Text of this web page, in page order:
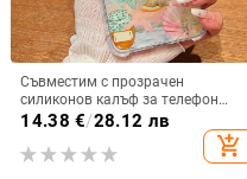
Съвместим с прозрачен
силиконов калъф за телефон
Samsung S25 Ultra,
персонализиран рисуван дизайн
за S24 FE и защитен калъф A55
14.38 €/28.12 лв
add_shopping_cart